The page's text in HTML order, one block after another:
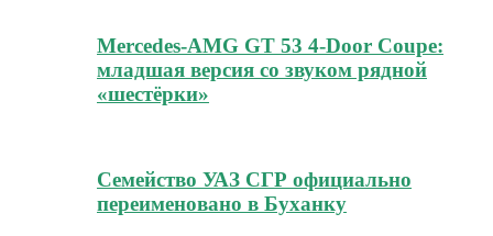
Mercedes-AMG GT 53 4-Door Coupe:
младшая версия со звуком рядной
«шестёрки»
Семейство УАЗ СГР официально
переименовано в Буханку